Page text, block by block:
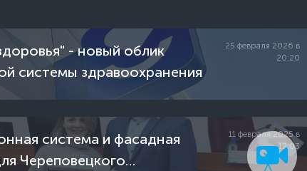
- новый облик
системы здравоохранения
25 февраля 2026 в
20:20
система и фасадная
Череповецкого
11 февраля 2025 в
12:03